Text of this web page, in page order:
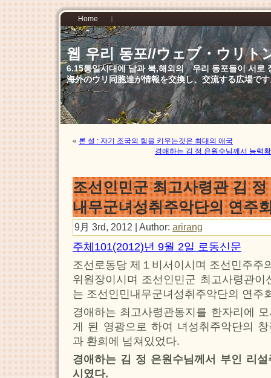
Home
웹 우리 동포//ウェブ・ウリト
6.15통일시대에 남과 북,해외의 우리 동포들이 서로
海外のウリ同胞達が情報を交換し、交流する広場で
« 론 설 : 자기 조국의 힘을 키우는것은 최대의 애국
경애하는 김 정 은원수님께서 능력
조선인민군 최고사령관 김
내무군녀성취주악단의 연주
9月 3rd, 2012 | Author: arirang
주체101(2012)년 9월 2일 로동신문
조선로동당 제１비서이시며 조선민주주
위원장이시며 조선인민군 최고사령관
는 조선인민내무군녀성취주악단의 연주
경애하는 최고사령관동지를 한자리에
게 된 영광으로 하여 녀성취주악단의
과 환희에 넘쳐있었다.
경애하는 김 정 은원수님께서 부인 리
시였다.